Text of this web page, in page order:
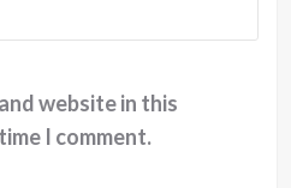
website in this
I comment.